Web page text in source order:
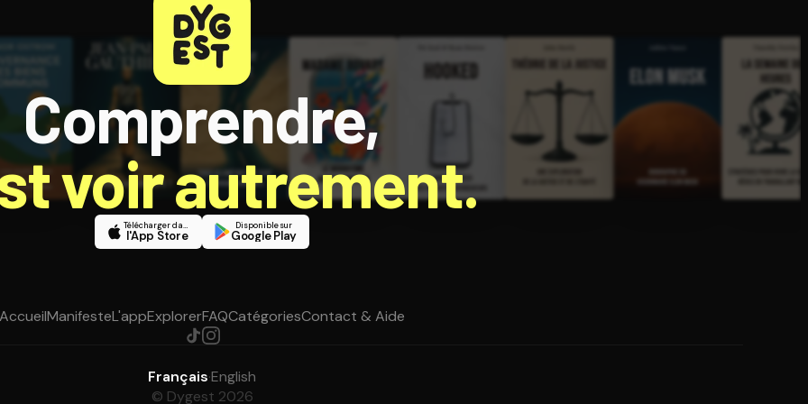
Comprendre,
voir autrement.
Télécharger dans
l'App Store
Disponible sur
Google Play
AccueilManifesteL'appExplorerFAQCatégoriesContact & Aide
Français·English
© Dygest 2026